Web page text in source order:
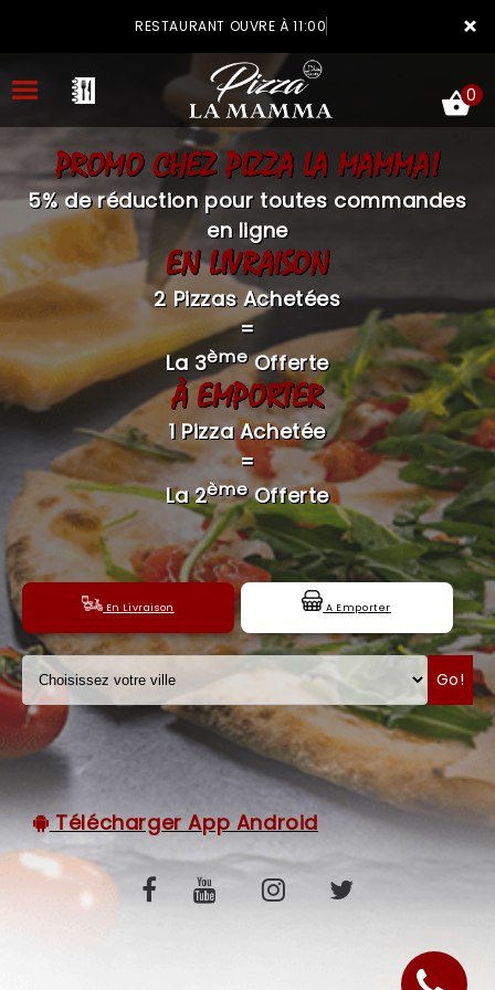
×
RESTAURANT OUVRE À 11:00
ACCUEIL
LA CARTE
VOTRE COMPTE
NOTRE RESTAURANT
VOS AVIS
MENTIONS LÉGALES
C.G.V
0
PROMO CHEZ PIZZA LA MAMMA!
5% de réduction pour toutes commandes
en ligne
EN LIVRAISON
2 Pizzas Achetées
=
La 3èmeOfferte
À EMPORTER
1 Pizza Achetée
=
La 2èmeOfferte
En Livraison A Emporter
Go!
Télécharger App Android